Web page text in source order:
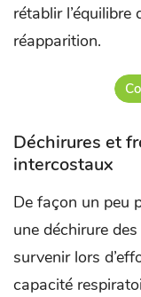
rétablir
réapparition.
Déchirures et
intercostaux
De façon un peu
une déchirure
survenir lors
capacité